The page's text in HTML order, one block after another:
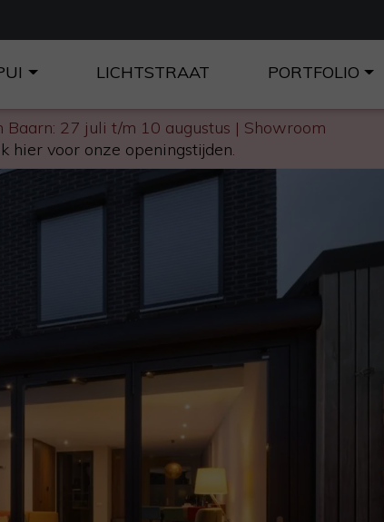
Baarn: 27 juli t/m 10 augustus | Showroom
hier voor onze openingstijden.
LICHTSTRAAT PORTFOLIO